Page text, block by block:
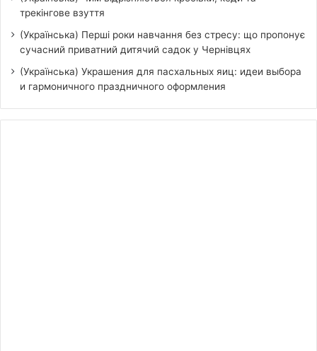
трекінгове взуття
(Українська) Перші роки навчання без стресу: що пропонує
сучасний приватний дитячий садок у Чернівцях
(Українська) Украшения для пасхальных яиц: идеи выбора
и гармоничного праздничного оформления